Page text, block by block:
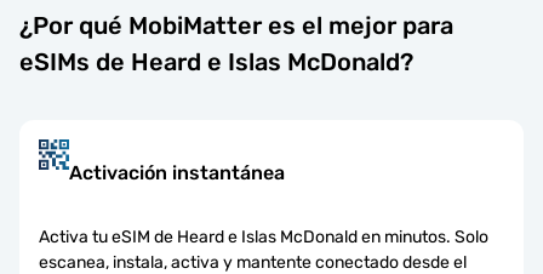
¿Por qué MobiMatter es el mejor para
eSIMs de Heard e Islas McDonald?
Activación instantánea
Activa tu eSIM de Heard e Islas McDonald en minutos. Solo
escanea, instala, activa y mantente conectado desde el